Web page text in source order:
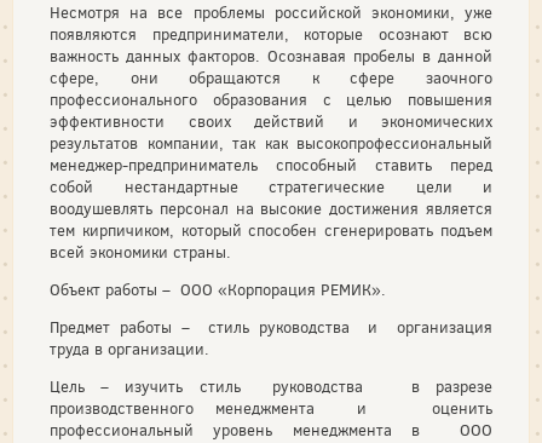
Несмотря на все проблемы российской экономики, уже
появляются предприниматели, которые осознают всю
важность данных факторов. Осознавая пробелы в данной
сфере, они обращаются к сфере заочного
профессионального образования с целью повышения
эффективности своих действий и экономических
результатов компании, так как высокопрофессиональный
менеджер-предприниматель способный ставить перед
собой нестандартные стратегические цели и
воодушевлять персонал на высокие достижения является
тем кирпичиком, который способен сгенерировать подъем
всей экономики страны.
Объект работы – ООО «Корпорация РЕМИК».
Предмет работы – стиль руководства и организация
труда в организации.
Цель – изучить стиль руководства в разрезе
производственного менеджмента и оценить
профессиональный уровень менеджмента в ООО